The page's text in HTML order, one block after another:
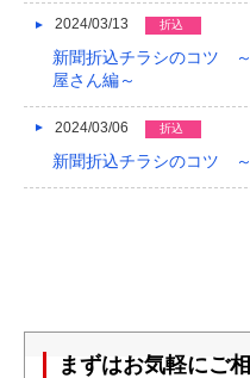
2024/03/13 折込
新聞折込チラシのコツ
屋さん編～
2024/03/06 折込
新聞折込チラシのコツ
まずはお気軽にご